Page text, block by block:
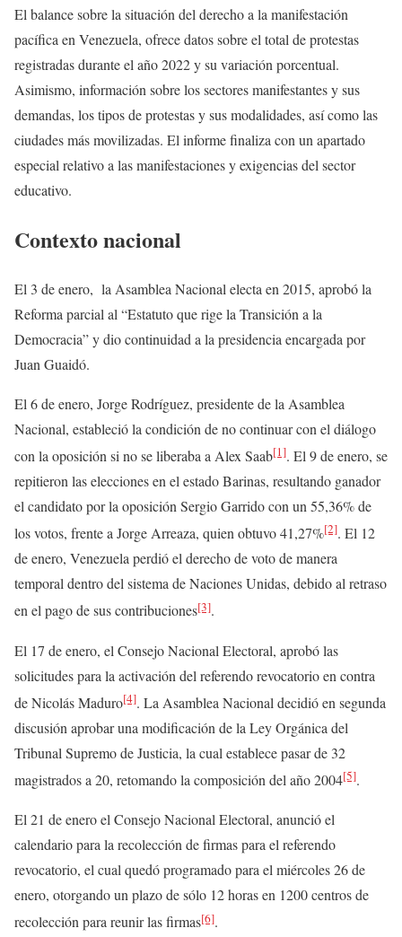
El balance sobre la situación del derecho a la manifestación
pacífica en Venezuela, ofrece datos sobre el total de protestas
registradas durante el año 2022 y su variación porcentual.
Asimismo, información sobre los sectores manifestantes y sus
demandas, los tipos de protestas y sus modalidades, así como las
ciudades más movilizadas. El informe finaliza con un apartado
especial relativo a las manifestaciones y exigencias del sector
educativo.
Contexto nacional
El 3 de enero, la Asamblea Nacional electa en 2015, aprobó la
Reforma parcial al “Estatuto que rige la Transición a la
Democracia” y dio continuidad a la presidencia encargada por
Juan Guaidó.
El 6 de enero, Jorge Rodríguez, presidente de la Asamblea
Nacional, estableció la condición de no continuar con el diálogo
con la oposición si no se liberaba a Alex Saab[1]. El 9 de enero, se
repitieron las elecciones en el estado Barinas, resultando ganador
el candidato por la oposición Sergio Garrido con un 55,36% de
los votos, frente a Jorge Arreaza, quien obtuvo 41,27%[2]. El 12
de enero, Venezuela perdió el derecho de voto de manera
temporal dentro del sistema de Naciones Unidas, debido al retraso
en el pago de sus contribuciones[3].
El 17 de enero, el Consejo Nacional Electoral, aprobó las
solicitudes para la activación del referendo revocatorio en contra
de Nicolás Maduro[4]. La Asamblea Nacional decidió en segunda
discusión aprobar una modificación de la Ley Orgánica del
Tribunal Supremo de Justicia, la cual establece pasar de 32
magistrados a 20, retomando la composición del año 2004[5].
El 21 de enero el Consejo Nacional Electoral, anunció el
calendario para la recolección de firmas para el referendo
revocatorio, el cual quedó programado para el miércoles 26 de
enero, otorgando un plazo de sólo 12 horas en 1200 centros de
recolección para reunir las firmas[6].